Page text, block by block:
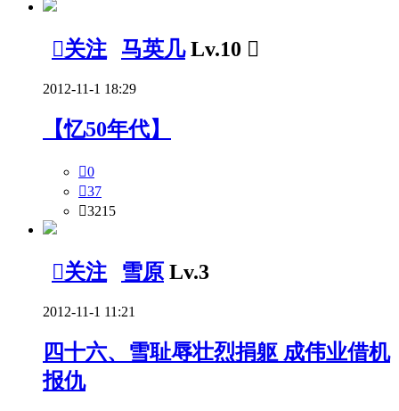
关注 马英几 Lv.10 
2012-11-1 18:29
【忆50年代】
0
37
3215
关注 雪原 Lv.3
2012-11-1 11:21
四十六、雪耻辱壮烈捐躯 成伟业借机
报仇